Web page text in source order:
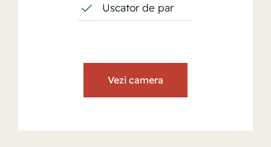
Uscator de par
Vezi camera